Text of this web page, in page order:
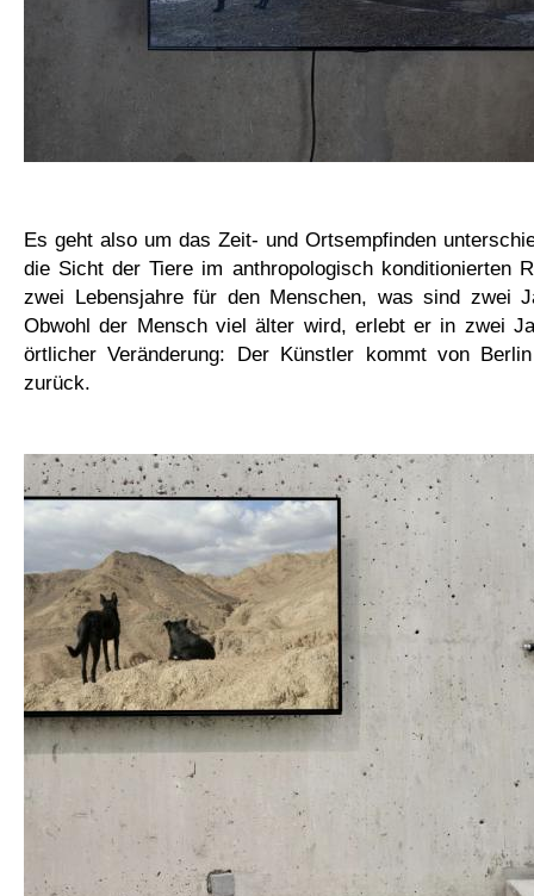
Es geht also um das Zeit- und Ortsempfinden
die Sicht der Tiere im anthropologisch konditionierten
zwei Lebensjahre für den Menschen, was sind zwei
Obwohl der Mensch viel älter wird, erlebt er in zwei
örtlicher Veränderung: Der Künstler kommt von
zurück.